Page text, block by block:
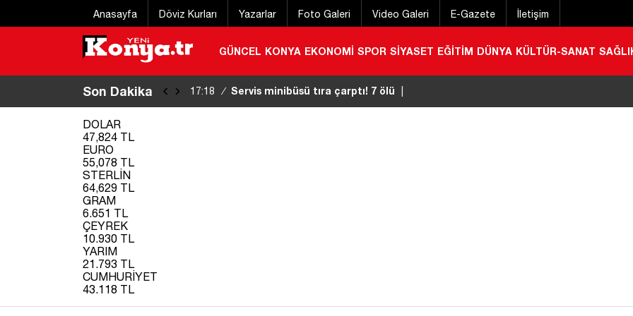
Anasayfa Döviz Kurları Yazarlar Foto Galeri Video Galeri E-Gazete İletişim
GÜNCEL KONYA EKONOMİ SPOR SİYASET EĞİTİM DÜNYA KÜLTÜR-SANAT
Son Dakika 17:08 / Samsun’da 1 ton 160 litre etil alkol ele geçirildi
DOLAR
47,824 TL
EURO
55,078 TL
STERLİN
64,629 TL
GRAM
6.651 TL
ÇEYREK
10.930 TL
YARIM
21.793 TL
CUMHURİYET
43.118 TL